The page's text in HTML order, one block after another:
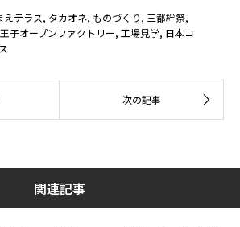
えテラス, タカオネ, ものづくり, 三都絆祭,
子オープンファクトリー, 工場見学, 日本コ
関連記事